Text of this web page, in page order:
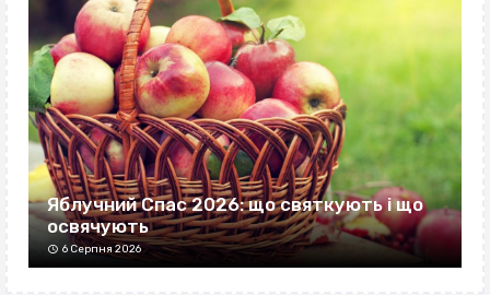
Яблучний Спас 2026: що святкують і що
освячують
6 Серпня 2026